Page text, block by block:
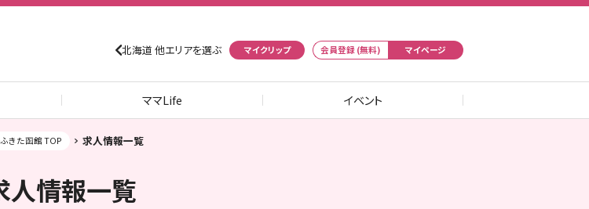
北海道 他エリアを選ぶ マイクリップ 会員登録 (無料) マイページ
ママLife イベント
ふきた函館 TOP 求人情報一覧
人情報一覧